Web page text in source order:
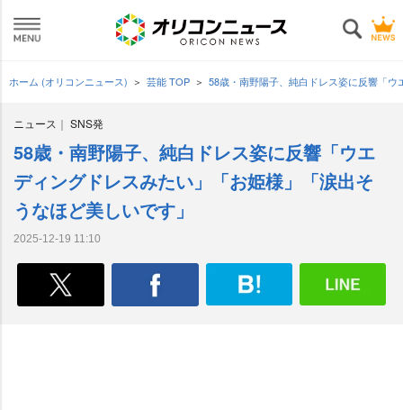
ホーム (オリコンニュース) 芸能 TOP 58歳・南野陽子、純白ドレス姿に反響「
ニュース SNS発
58歳・南野陽子、純白ドレス姿に反響「ウエ
ディングドレスみたい」「お姫様」「涙出そ
うなほど美しいです」
2025-12-19 11:10